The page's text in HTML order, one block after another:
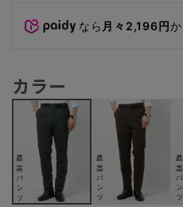
なら 月々2,196円
カラー